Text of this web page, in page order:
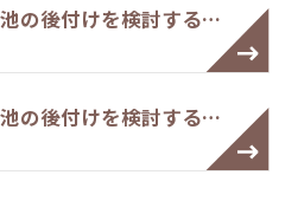
の後付けを検討する…
の後付けを検討する…